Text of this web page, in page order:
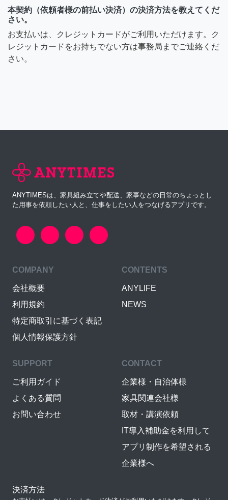
本契約（依頼者様の前払い決済）の決済方法を教えてくだ
さい。
お支払いは、クレジットカードがご利用いただけます。ク
レジットカードをお持ちでない方は事務局までご連絡くだ
さい。
ANYTIMESは、家具組み立てや配送、家事などの日常のちょっとし
た用事を依頼したい人と、仕事をしたい人をつなげるアプリです。
COMPANY
会社概要
利用規約
特定商取引に基づく表記
個人情報保護方針
CONTENTS
ANYLIFE
NEWS
SUPPORT
ご利用ガイド
よくある質問
お問い合わせ
CONTACT
企業様・自治体様
家具関連会社様
取材・講演依頼
IT導入補助金を利用して
アプリ制作を希望される
企業様へ
決済方法